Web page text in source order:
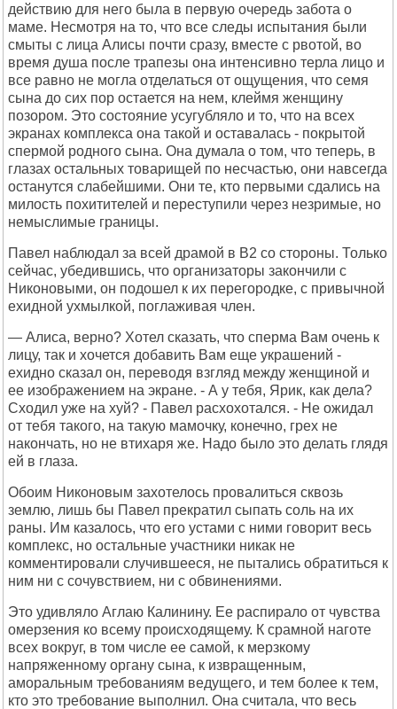
действию для него была в первую очередь забота о
маме. Несмотря на то, что все следы испытания были
смыты с лица Алисы почти сразу, вместе с рвотой, во
время душа после трапезы она интенсивно терла лицо и
все равно не могла отделаться от ощущения, что семя
сына до сих пор остается на нем, клеймя женщину
позором. Это состояние усугубляло и то, что на всех
экранах комплекса она такой и оставалась - покрытой
спермой родного сына. Она думала о том, что теперь, в
глазах остальных товарищей по несчастью, они навсегда
останутся слабейшими. Они те, кто первыми сдались на
милость похитителей и переступили через незримые, но
немыслимые границы.
Павел наблюдал за всей драмой в B2 со стороны. Только
сейчас, убедившись, что организаторы закончили с
Никоновыми, он подошел к их перегородке, с привычной
ехидной ухмылкой, поглаживая член.
— Алиса, верно? Хотел сказать, что сперма Вам очень к
лицу, так и хочется добавить Вам еще украшений -
ехидно сказал он, переводя взгляд между женщиной и
ее изображением на экране. - А у тебя, Ярик, как дела?
Сходил уже на хуй? - Павел расхохотался. - Не ожидал
от тебя такого, на такую мамочку, конечно, грех не
накончать, но не втихаря же. Надо было это делать глядя
ей в глаза.
Обоим Никоновым захотелось провалиться сквозь
землю, лишь бы Павел прекратил сыпать соль на их
раны. Им казалось, что его устами с ними говорит весь
комплекс, но остальные участники никак не
комментировали случившееся, не пытались обратиться к
ним ни с сочувствием, ни с обвинениями.
Это удивляло Аглаю Калинину. Ее распирало от чувства
омерзения ко всему происходящему. К срамной наготе
всех вокруг, в том числе ее самой, к мерзкому
напряженному органу сына, к извращенным,
аморальным требованиям ведущего, и тем более к тем,
кто это требование выполнил. Она считала, что весь